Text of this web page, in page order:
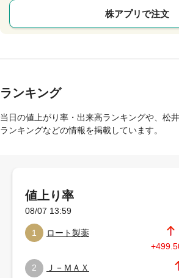
株アプリで注文
ランキング
当日の値上がり率・出来高ランキングや、松
ランキングなどの情報を掲載しています。